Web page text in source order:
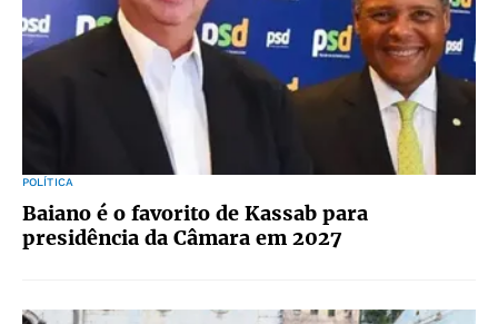
POLÍTICA
Baiano é o favorito de Kassab para
presidência da Câmara em 2027